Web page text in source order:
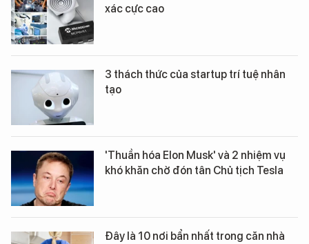
xác cực cao
3 thách thức của startup trí tuệ nhân
tạo
'Thuần hóa Elon Musk' và 2 nhiệm vụ
khó khăn chờ đón tân Chủ tịch Tesla
Đây là 10 nơi bẩn nhất trong căn nhà